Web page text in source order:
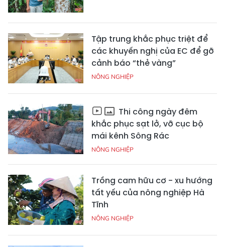
Tập trung khắc phục triệt để
các khuyến nghị của EC để gỡ
cảnh báo “thẻ vàng”
NÔNG NGHIỆP
Thi công ngày đêm
khắc phục sạt lở, vỡ cục bộ
mái kênh Sông Rác
NÔNG NGHIỆP
Trồng cam hữu cơ - xu hướng
tất yếu của nông nghiệp Hà
Tĩnh
NÔNG NGHIỆP